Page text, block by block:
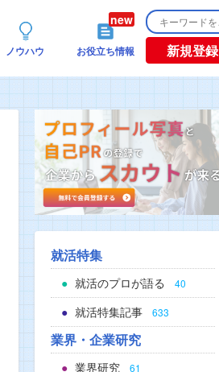
ノウハウ お役立ち情報 新規登録
就活特集
就活のプロが語る 40
就活特集記事 633
業界・企業研究
業界研究 61